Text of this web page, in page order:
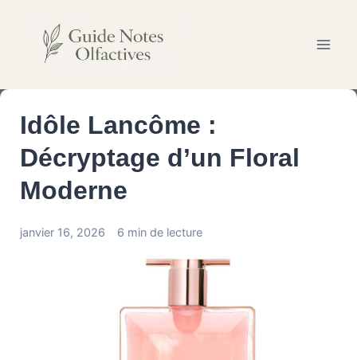
contenu
Idôle Lancôme :
Décryptage d’un Floral
Moderne
janvier 16, 2026 6 min de lecture